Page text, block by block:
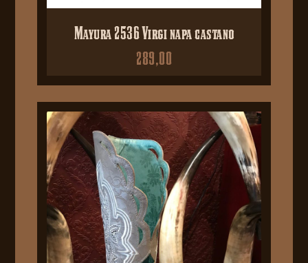
Mayura 2536 Virgi napa castano
289,00